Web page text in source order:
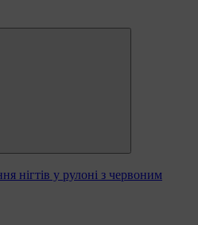
нігтів у рулоні з червоним